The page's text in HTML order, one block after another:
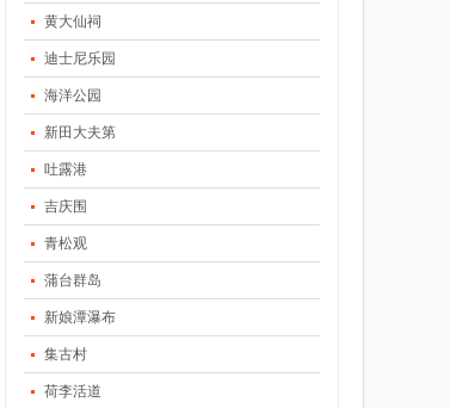
黄大仙祠
迪士尼乐园
海洋公园
新田大夫第
吐露港
吉庆围
青松观
蒲台群岛
新娘潭瀑布
集古村
荷李活道